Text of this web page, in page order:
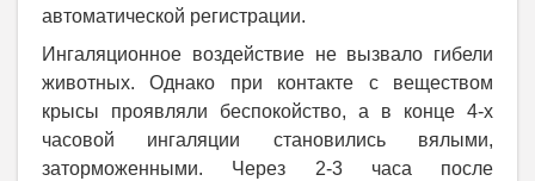
автоматической регистрации.
Ингаляционное воздействие не вызвало гибели
животных.
Однако при контакте с веществом
крысы проявляли беспокойство, а в конце 4-х
часовой ингаляции становились вялыми,
заторможенными. Через 2-3 часа после